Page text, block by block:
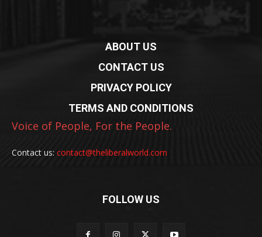
ABOUT US
CONTACT US
PRIVACY POLICY
TERMS AND CONDITIONS
Voice of People, For the People.
Contact us: contact@theliberalworld.com
FOLLOW US